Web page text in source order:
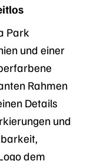
Park
und einer
Rahmen
Details
und
dem